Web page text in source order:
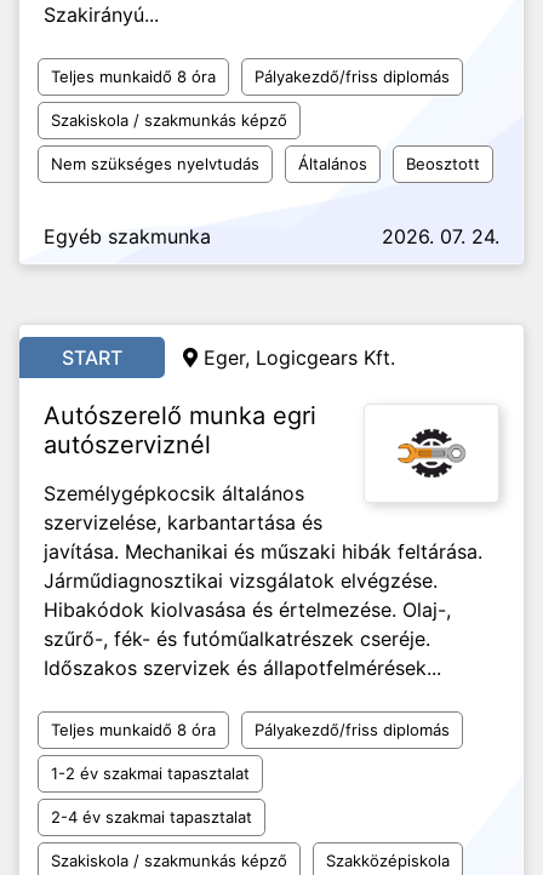
Szakirányú...
Teljes munkaidő 8 óra Pályakezdő/friss diplomás
Szakiskola / szakmunkás képző
Nem szükséges nyelvtudás Általános Beosztott
Egyéb szakmunka 2026. 07. 24.
START Eger, Logicgears Kft.
Autószerelő munka egri
autószerviznél
Személygépkocsik általános
szervizelése, karbantartása és
javítása. Mechanikai és műszaki hibák feltárása.
Járműdiagnosztikai vizsgálatok elvégzése.
Hibakódok kiolvasása és értelmezése. Olaj-,
szűrő-, fék- és futóműalkatrészek cseréje.
Időszakos szervizek és állapotfelmérések...
Teljes munkaidő 8 óra Pályakezdő/friss diplomás
1-2 év szakmai tapasztalat
2-4 év szakmai tapasztalat
Szakiskola / szakmunkás képző Szakközépiskola